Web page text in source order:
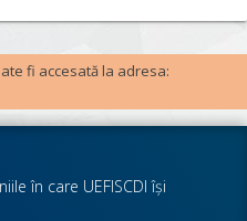
fi accesată la adresa:
în care UEFISCDI îşi